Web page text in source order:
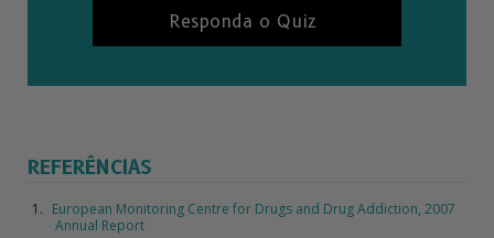
Responda o Quiz
REFERÊNCIAS
European Monitoring Centre for Drugs and Drug Addiction, 2007
Annual Report